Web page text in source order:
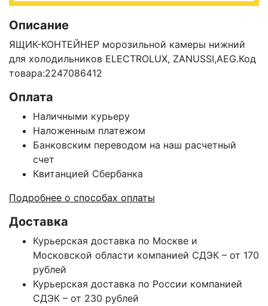
Описание
ЯЩИК-КОНТЕЙНЕР морозильной камеры нижний
для холодильников ELECTROLUX, ZANUSSI,AEG.Код
товара:2247086412
Оплата
Наличными курьеру
Наложенным платежом
Банковским переводом на наш расчетный
счет
Квитанцией Сбербанка
Подробнее о способах оплаты
Доставка
Курьерская доставка по Москве и
Московской области компанией СДЭК – от 170
рублей
Курьерская доставка по России компанией
СДЭК – от 230 рублей